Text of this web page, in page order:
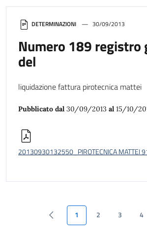
DETERMINAZIONI 30/09/2013
Numero 189 registro
del
liquidazione fattura pirotecnica mattei
Pubblicato dal 30/09/2013 al 15/10/
20130930132550_PIROTECNICA MATTEI
1 2 3 4